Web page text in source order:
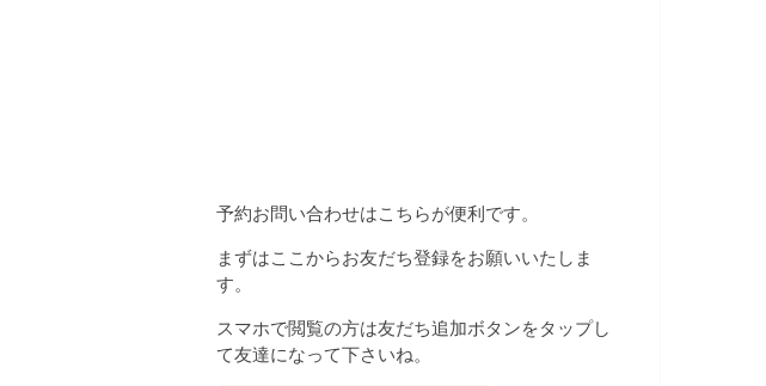
予約お問い合わせはこちらが便利です。
まずはここからお友だち登録をお願いいたしま
す。
スマホで閲覧の方は友だち追加ボタンをタップし
て友達になって下さいね。